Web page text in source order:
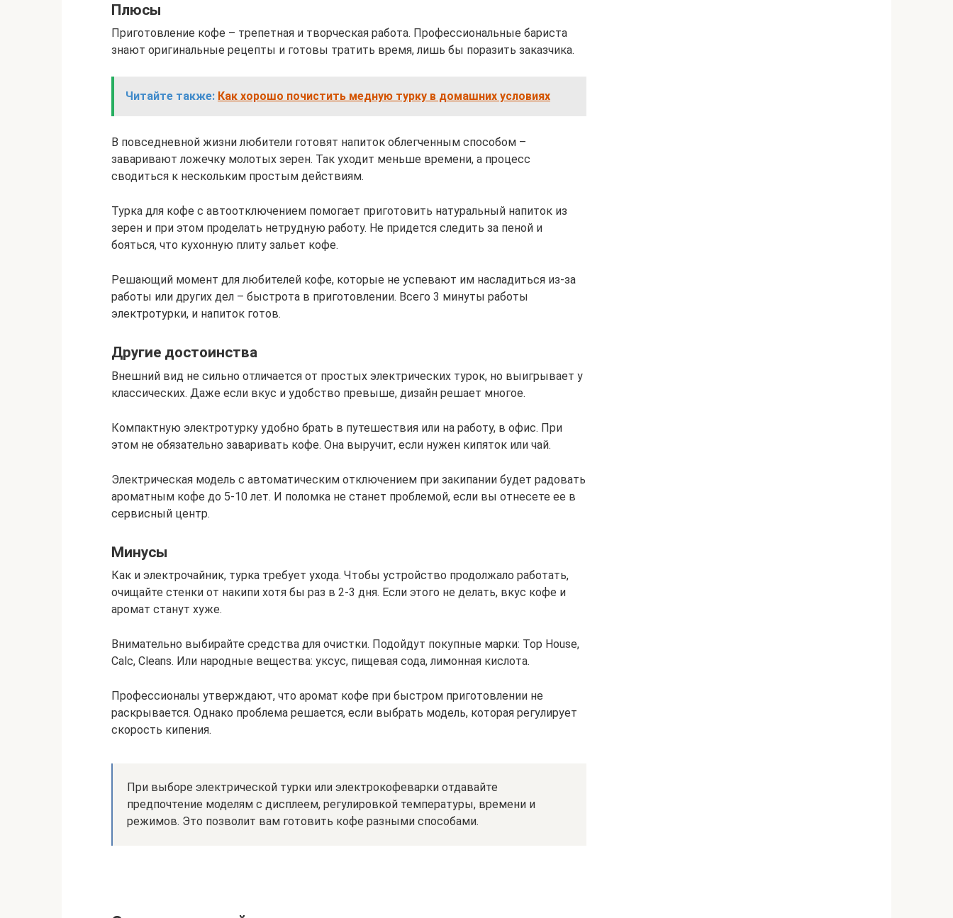
Плюсы
Приготовление кофе – трепетная и творческая работа. Профессиональные бариста
знают оригинальные рецепты и готовы тратить время, лишь бы поразить заказчика.
Читайте также: Как хорошо почистить медную турку в домашних условиях
В повседневной жизни любители готовят напиток облегченным способом –
заваривают ложечку молотых зерен. Так уходит меньше времени, а процесс
сводиться к нескольким простым действиям.
Турка для кофе с автоотключением помогает приготовить натуральный напиток из
зерен и при этом проделать нетрудную работу. Не придется следить за пеной и
бояться, что кухонную плиту зальет кофе.
Решающий момент для любителей кофе, которые не успевают им насладиться из-за
работы или других дел – быстрота в приготовлении. Всего 3 минуты работы
электротурки, и напиток готов.
Другие достоинства
Внешний вид не сильно отличается от простых электрических турок, но выигрывает у
классических. Даже если вкус и удобство превыше, дизайн решает многое.
Компактную электротурку удобно брать в путешествия или на работу, в офис. При
этом не обязательно заваривать кофе. Она выручит, если нужен кипяток или чай.
Электрическая модель с автоматическим отключением при закипании будет радовать
ароматным кофе до 5-10 лет. И поломка не станет проблемой, если вы отнесете ее в
сервисный центр.
Минусы
Как и электрочайник, турка требует ухода. Чтобы устройство продолжало работать,
очищайте стенки от накипи хотя бы раз в 2-3 дня. Если этого не делать, вкус кофе и
аромат станут хуже.
Внимательно выбирайте средства для очистки. Подойдут покупные марки: Top House,
Calc, Cleans. Или народные вещества: уксус, пищевая сода, лимонная кислота.
Профессионалы утверждают, что аромат кофе при быстром приготовлении не
раскрывается. Однако проблема решается, если выбрать модель, которая регулирует
скорость кипения.
При выборе электрической турки или электрокофеварки отдавайте
предпочтение моделям с дисплеем, регулировкой температуры, времени и
режимов. Это позволит вам готовить кофе разными способами.